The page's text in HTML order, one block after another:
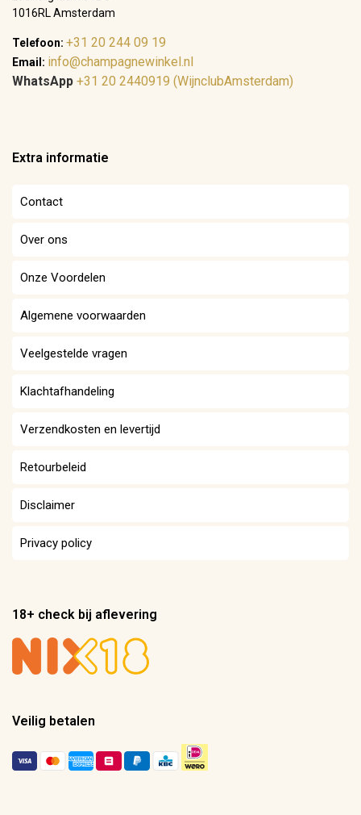
1016RL Amsterdam
Telefoon: +31 20 244 09 19
Email: info@champagnewinkel.nl
WhatsApp +31 20 2440919 (WijnclubAmsterdam)
Extra informatie
Contact
Over ons
Onze Voordelen
Algemene voorwaarden
Veelgestelde vragen
Klachtafhandeling
Verzendkosten en levertijd
Retourbeleid
Disclaimer
Privacy policy
18+ check bij aflevering
Veilig betalen